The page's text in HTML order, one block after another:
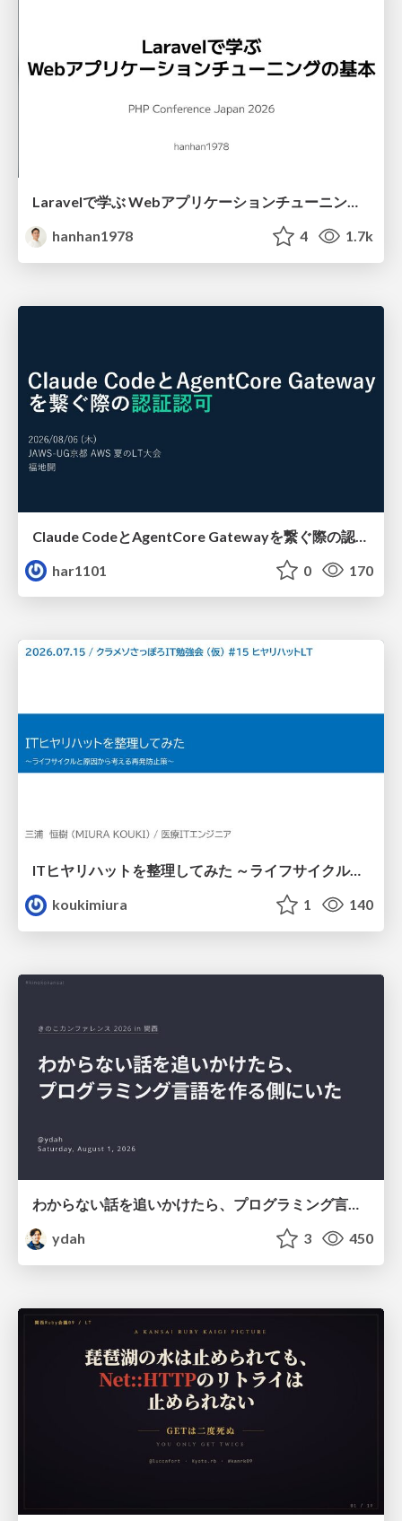
Laravelで学ぶ Webアプリケーションチューニング入門/web_application_tuning_101
hanhan1978
4 1.7k
har1101
0 170
ITヒヤリハットを整理してみた ～ライフサイクルと原因から考える再発防止策～
koukimiura
1 140
わからない話を追いかけたら、プログラミング言語を作る側にいた
ydah
3 450